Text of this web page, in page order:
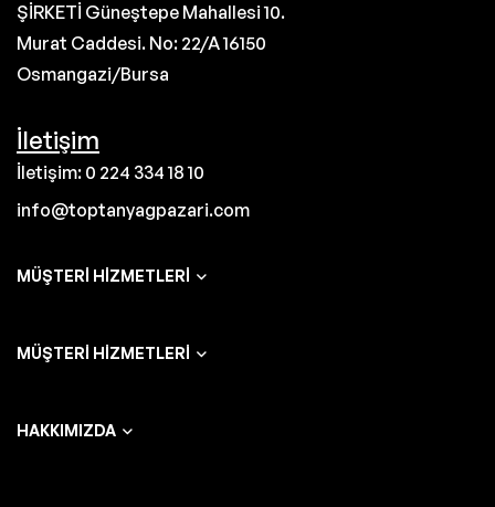
ŞİRKETİ Güneştepe Mahallesi 10.
Murat Caddesi. No: 22/A 16150
Osmangazi/Bursa
İletişim
İletişim: 0 224 334 18 10
info@toptanyagpazari.com
MÜŞTERI HIZMETLERI
MÜŞTERI HIZMETLERI
HAKKIMIZDA